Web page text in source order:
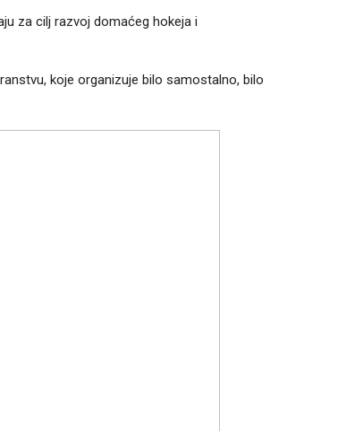
za cilj razvoj domaćeg hokeja i
koje organizuje bilo samostalno, bilo